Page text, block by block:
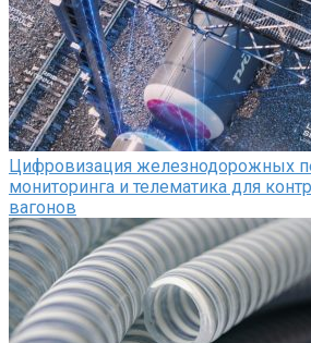
Цифровизация железнодорожных
мониторинга и телематика для
вагонов